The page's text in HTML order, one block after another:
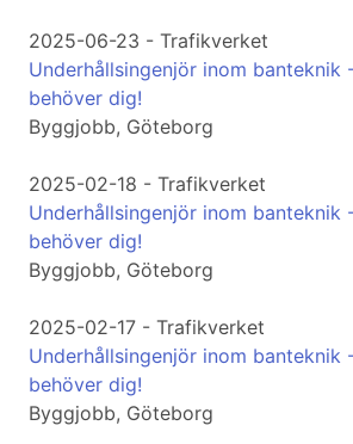
2025-06-23 - Trafikverket
Underhållsingenjör inom banteknik
behöver dig!
Byggjobb, Göteborg
2025-02-18 - Trafikverket
Underhållsingenjör inom banteknik
behöver dig!
Byggjobb, Göteborg
2025-02-17 - Trafikverket
Underhållsingenjör inom banteknik
behöver dig!
Byggjobb, Göteborg